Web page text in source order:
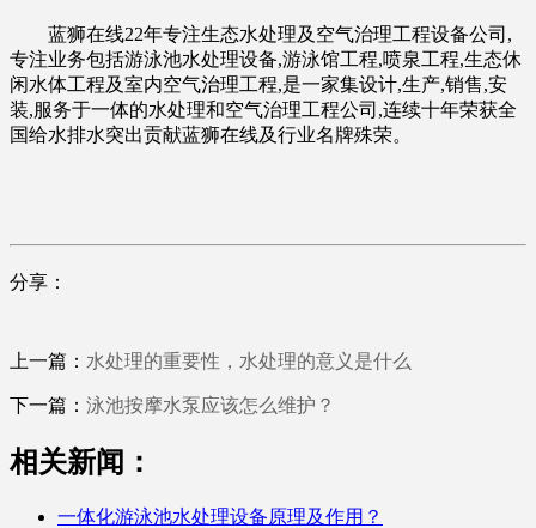
蓝狮在线22年专注生态水处理及空气治理工程设备公司,
专注业务包括游泳池水处理设备,游泳馆工程,喷泉工程,生态休
闲水体工程及室内空气治理工程,是一家集设计,生产,销售,安
装,服务于一体的水处理和空气治理工程公司,连续十年荣获全
国给水排水突出贡献蓝狮在线及行业名牌殊荣。
分享：
上一篇： 水处理的重要性，水处理的意义是什么
下一篇： 泳池按摩水泵应该怎么维护？
相关新闻：
一体化游泳池水处理设备原理及作用？